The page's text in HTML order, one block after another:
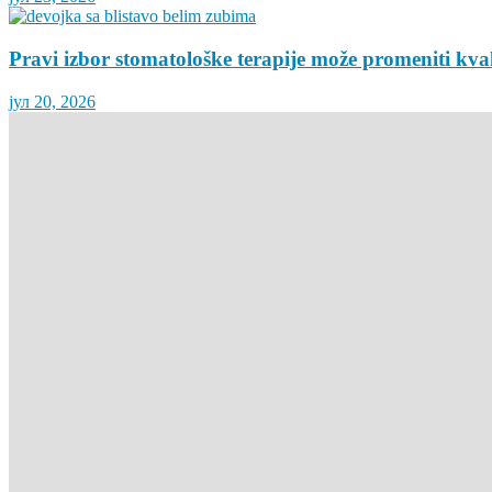
Pravi izbor stomatološke terapije može promeniti
јул 20, 2026